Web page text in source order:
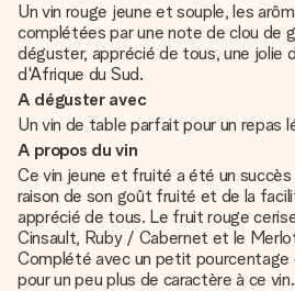
Un vin rouge jeune et souple, les
complétées par une note de clou de
déguster, apprécié de tous, une jolie
d'Afrique du Sud.
A déguster avec
Un vin de table parfait pour un repas
A propos du vin
Ce vin jeune et fruité a été un succès
raison de son goût fruité et de la
apprécié de tous. Le fruit rouge
Cinsault, Ruby / Cabernet et le
Complété avec un petit pourcentage
pour un peu plus de caractère à ce vin.